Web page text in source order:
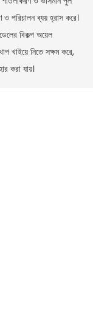
ও পরিচালন ব্যয় হ্রাস করে।
বিকল্প অয়েল
খাইয়ে নিতে সক্ষম করে,
করা যায়।